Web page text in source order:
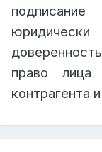
право
контрагента